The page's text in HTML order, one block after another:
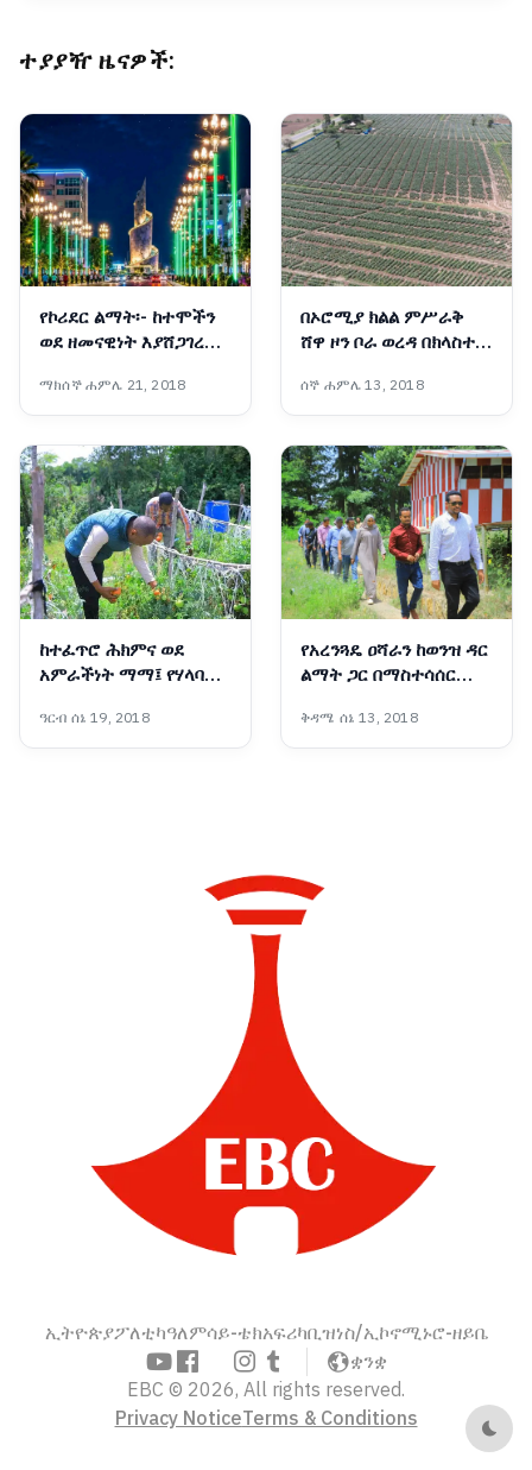
ተያያዥ ዜናዎች:
የኮሪደር ልማት፡- ከተሞችን
ወደ ዘመናዊነት እያሸጋገረ
ማክሰኞ ሐምሌ 21, 2018
በኦሮሚያ ክልል ምሥራቅ
ሸዋ ዞን ቦራ ወረዳ በክላስተር
(በምሥል) 📷የኦሮሚያ ክልል
ኮሙኒኬሽን ቢሮ
ሰኞ ሐምሌ 13, 2018
ከተፈጥሮ ሕክምና ወደ
አምራችነት ማማ፤ የሃላባዋ
ተምሳሌት
ዓርብ ሰኔ 19, 2018
የአረንጓዴ ዐሻራን ከወንዝ ዳር
ልማት ጋር በማስተሳሰር
እየተከናወነ ነው፡- ርዕሰ
መስተዳድር ኦርዲን በድሪ
ቅዳሜ ሰኔ 13, 2018
ኢትዮጵያፖለቲካዓለምሳይ-ቴክአፍሪካቢዝነስ/ኢኮኖሚኑሮ-ዘይቤ
ቋንቋ
EBC © 2026, All rights reserved.
Privacy NoticeTerms & Conditions